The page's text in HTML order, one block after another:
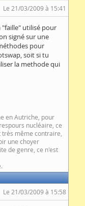
Le 21/03/2009 à 15:41
"faille" utilisé pour
signé sur une
pour
soit si tu
la methode qui
en Autriche, pour
nucléaire, ce
même contraire,
une choyer
de genre, ce n'est
Le 21/03/2009 à 15:58